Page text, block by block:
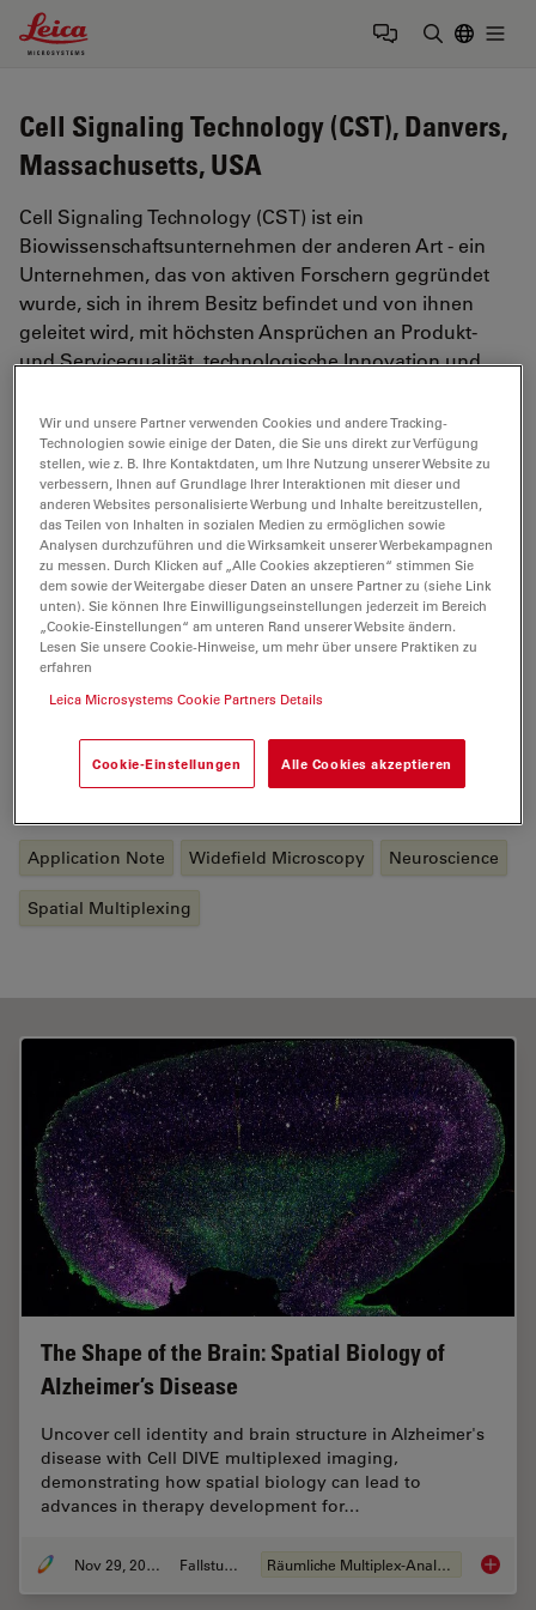
Leica Microsystems Logo
Cell Signaling Technology (CST), Danvers,
Massachusetts, USA
Cell Signaling Technology (CST) ist ein
Biowissenschaftsunternehmen der anderen Art - ein
Unternehmen, das von aktiven Forschern gegründet
wurde, sich in ihrem Besitz befindet und von ihnen
geleitet wird, mit höchsten Ansprüchen an Produkt-
und Servicequalität, technologische Innovation und
hat seinen Hauptsitz in Danvers, Massachusetts, USA,
und beschäftigt weltweit über 600 Mitarbeiter. CST
bietet Wissenschaftlern auf der ganzen Welt
erstklassige Produkte und Dienstleistungen, die sie in
ihrem Streben nach Entdeckung unterstützen. CST ist
ein Unternehmen mit engagierten Mitarbeitern, die sich
der Förderung guter Wissenschaft verschrieben haben
- ein Unternehmen, das sich verpflichtet hat, das
Richtige für unsere Kunden, unsere Gemeinden und
unseren Planeten zu tun.
Application Note Widefield Microscopy Neuroscience
Spatial Multiplexing
The Shape of the Brain: Spatial Biology of
Alzheimer’s Disease
Uncover cell identity and brain structure in Alzheimer's
disease with Cell DIVE multiplexed imaging,
demonstrating how spatial biology can lead to
advances in therapy development for…
Nov 29, 2023 Fallstudie Räumliche Multiplex-Analyse The
Wir und unsere Partner verwenden Cookies und andere Tracking-
Technologien sowie einige der Daten, die Sie uns direkt zur Verfügung
stellen, wie z. B. Ihre Kontaktdaten, um Ihre Nutzung unserer Website zu
verbessern, Ihnen auf Grundlage Ihrer Interaktionen mit dieser und
anderen Websites personalisierte Werbung und Inhalte bereitzustellen,
das Teilen von Inhalten in sozialen Medien zu ermöglichen sowie
Analysen durchzuführen und die Wirksamkeit unserer Werbekampagnen
zu messen. Durch Klicken auf „Alle Cookies akzeptieren“ stimmen Sie
dem sowie der Weitergabe dieser Daten an unsere Partner zu (siehe Link
unten). Sie können Ihre Einwilligungseinstellungen jederzeit im Bereich
„Cookie-Einstellungen“ am unteren Rand unserer Website ändern.
Lesen Sie unsere Cookie-Hinweise, um mehr über unsere Praktiken zu
erfahren
Leica Microsystems Cookie Partners Details
Cookie-Einstellungen Alle Cookies akzeptieren